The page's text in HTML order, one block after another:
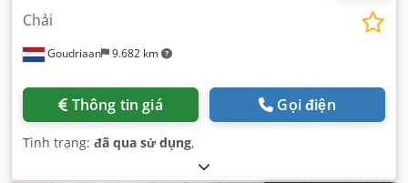
Goudriaan 9.682 km
Chải
Thông tin giá Gọi điện
Tình trạng: đã qua sử dụng,